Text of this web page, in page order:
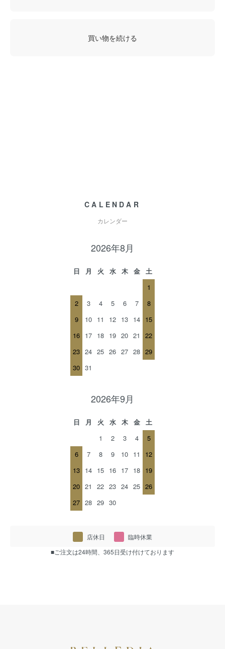
買い物を続ける
CALENDAR
カレンダー
2026年8月
日 月 火 水 木 金
土
1
2
3 4 5 6 7
8
9
10 11 12 13 14 15
16 17 18 19 20 21
22
23 24 25 26 27 28 29
30 31
2026年9月
日 月 火 水 木 金
土
1
2 3 4
5
6
7 8 9 10 11
12
13 14 15 16 17 18 19
20 21 22 23 24 25 26
27 28 29 30
店休日
臨時休業
■ご注文は24時間、365日受け付けております